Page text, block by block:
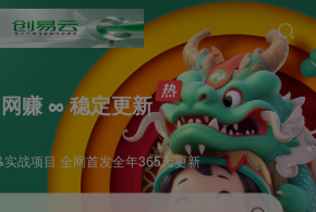
赚 ∞ 稳定更新
实战项目 全网首发全年365天更新